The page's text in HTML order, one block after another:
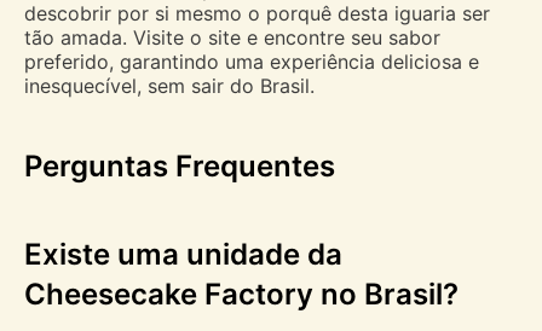
descobrir por si mesmo o porquê desta iguaria ser
tão amada. Visite o site e encontre seu sabor
preferido, garantindo uma experiência deliciosa e
inesquecível, sem sair do Brasil.
Perguntas Frequentes
Existe uma unidade da
Cheesecake Factory no Brasil?